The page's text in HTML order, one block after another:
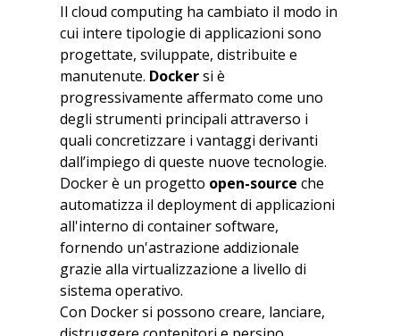
Il cloud computing ha cambiato il modo in
cui intere tipologie di applicazioni sono
progettate, sviluppate, distribuite e
manutenute. Dockersi è
progressivamente affermato come uno
degli strumenti principali attraverso i
quali concretizzare i vantaggi derivanti
dall’impiego di queste nuove tecnologie.
Docker è un progetto open-source che
automatizza il deployment di applicazioni
all'interno di container software,
fornendo un'astrazione addizionale
grazie alla virtualizzazione a livello di
sistema operativo.
Con Docker si possono creare, lanciare,